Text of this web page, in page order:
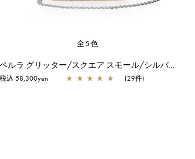
全5色
ペルラ グリッター/スクエア スモール/シルバーゴールド
税込 58,300yen ★ ★ ★ ★ ★ (29件)